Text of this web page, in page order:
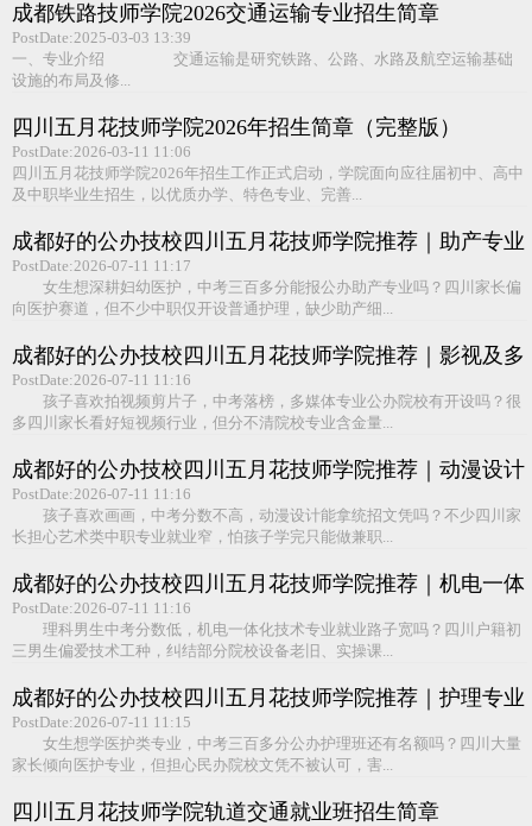
急救援管理专业
成都好的公办技校四川五月花技师学院推荐｜高
铁乘务专业
成都好的公办技校四川五月花技师学院推荐｜铁
路运输专业
成都好的公办技校四川五月花技师学院推荐｜铁
道检修专业
成都好的公办技校四川五月花技师学院推荐｜计
成都铁路技师学院2026交通运输专业招生简章
PostDate:2025-03-03 13:39
一、专业介绍 交通运输是研究铁路、公路、水路及航空运输基础
设施的布局及修...
四川五月花技师学院2026年招生简章（完整版）
PostDate:2026-03-11 11:06
四川五月花技师学院2026年招生工作正式启动，学院面向应往届初中、高中
及中职毕业生招生，以优质办学、特色专业、完善...
成都好的公办技校四川五月花技师学院推荐｜助产专业
PostDate:2026-07-11 11:17
女生想深耕妇幼医护，中考三百多分能报公办助产专业吗？四川家长偏
向医护赛道，但不少中职仅开设普通护理，缺少助产细...
成都好的公办技校四川五月花技师学院推荐｜影视及多
媒体制作专业
PostDate:2026-07-11 11:16
孩子喜欢拍视频剪片子，中考落榜，多媒体专业公办院校有开设吗？很
多四川家长看好短视频行业，但分不清院校专业含金量...
成都好的公办技校四川五月花技师学院推荐｜动漫设计
与制作专业
PostDate:2026-07-11 11:16
孩子喜欢画画，中考分数不高，动漫设计能拿统招文凭吗？不少四川家
长担心艺术类中职专业就业窄，怕孩子学完只能做兼职...
成都好的公办技校四川五月花技师学院推荐｜机电一体
化专业
PostDate:2026-07-11 11:16
理科男生中考分数低，机电一体化技术专业就业路子宽吗？四川户籍初
三男生偏爱技术工种，纠结部分院校设备老旧、实操课...
成都好的公办技校四川五月花技师学院推荐｜护理专业
PostDate:2026-07-11 11:15
女生想学医护类专业，中考三百多分公办护理班还有名额吗？四川大量
家长倾向医护专业，但担心民办院校文凭不被认可，害...
四川五月花技师学院轨道交通就业班招生简章